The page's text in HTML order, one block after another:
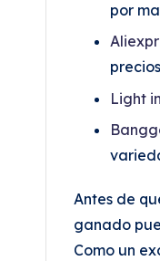
por
Light
Antes de
ganado
Como un